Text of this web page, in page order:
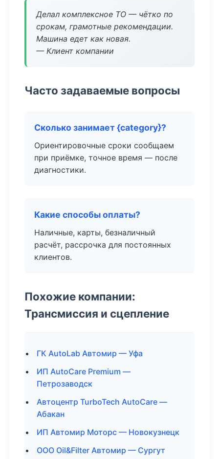
Делал комплексное ТО — чётко по
срокам, грамотные рекомендации.
Машина едет как новая.
— Клиент компании
Часто задаваемые вопросы
Сколько занимает {category}?
Ориентировочные сроки сообщаем
при приёмке, точное время — после
диагностики.
Какие способы оплаты?
Наличные, карты, безналичный
расчёт, рассрочка для постоянных
клиентов.
Похожие компании:
Трансмиссия и сцепление
ГК AutoLab Автомир — Уфа
ИП AutoCare Premium —
Петрозаводск
Автоцентр TurboTech AutoCare —
Абакан
ИП Автомир Моторс — Новокузнецк
ООО Oil&Filter Автомир — Сургут